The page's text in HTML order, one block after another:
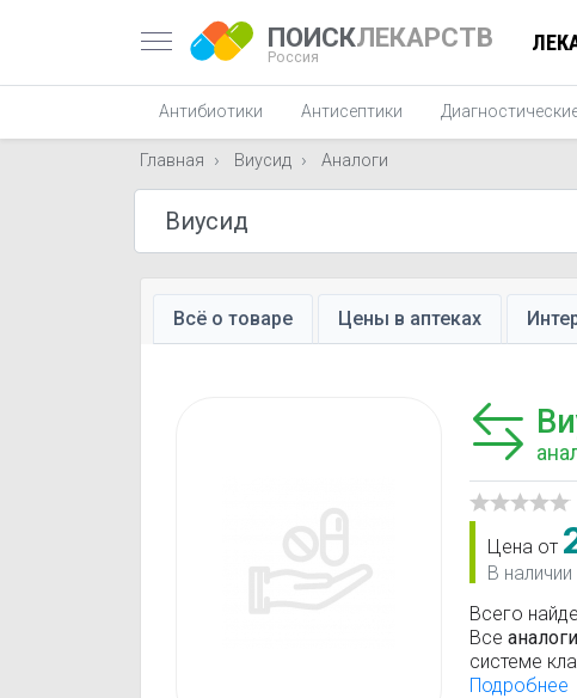
ПОИСКЛЕКАРСТВ
Россия
Антибиотики Антисептики
Главная Виусид Аналоги
Всё о товаре Цены в аптеках
Цена от
В
Всего
Все
системе
(анатомо-
Подробнее